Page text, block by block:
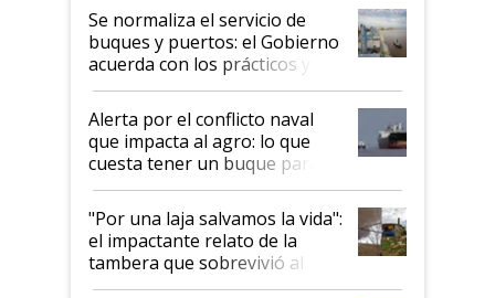
Se normaliza el servicio de
buques y puertos: el Gobierno
acuerda con los prácticos y
suspende el decreto de
desregulación
Alerta por el conflicto naval
que impacta al agro: lo que
cuesta tener un buque parado
y el peligro de que Argentina
pase a ser "país sucio"
"Por una laja salvamos la vida":
el impactante relato de la
tambera que sobrevivió al
tornado